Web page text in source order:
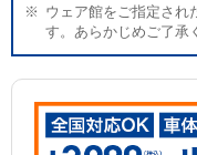
ウェア館をご指定され
す。あらかじめご了承